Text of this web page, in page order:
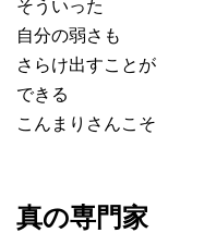
自分の弱さも
さらけ出すことが
できる
こんまりさんこそ
真の専門家